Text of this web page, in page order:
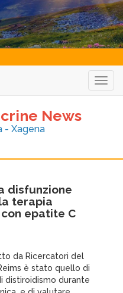
News
- Xagena
disfunzione
terapia
epatite C
da Ricercatori del
è stato quello di
distiroidismo durante